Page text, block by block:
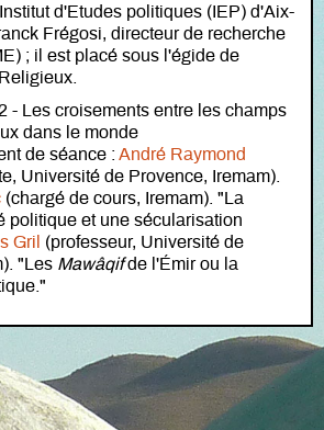
d'Etudes politiques (IEP) d'Aix-
Frégosi, directeur de recherche
; il est placé sous l'égide de
- Les croisements entre les champs
dans le monde
de séance : André Raymond
Université de Provence, Iremam).
(chargé de cours, Iremam). "La
politique et une sécularisation
Gril
(professeur, Université de
"Les Mawâqifde l'Émir ou la